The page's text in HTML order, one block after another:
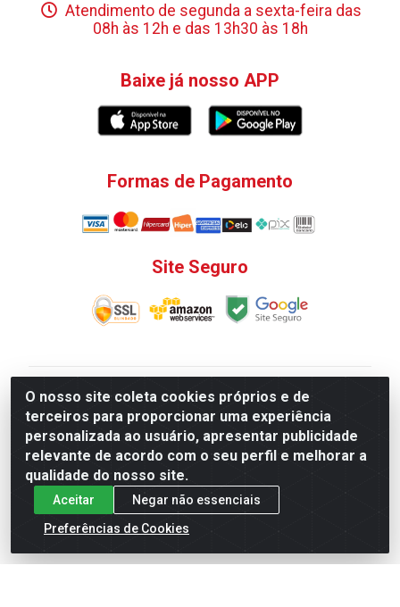
O nosso site coleta cookies próprios e de
terceiros para proporcionar uma experiência
personalizada ao usuário, apresentar publicidade
relevante de acordo com o seu perfil e melhorar a
qualidade do nosso site.
Aceitar
Negar não essenciais
Preferências de Cookies
Atendimento de segunda a sexta-feira das
08h às 12h e das 13h30 às 18h
Baixe já nosso APP
Formas de Pagamento
Site Seguro
V. C. Ferragens LTDA - Rua do Matoso, 132 - Praça da
Bandeira, Rio de Janeiro/ RJ - CEP 20.270-135 - CNPJ
12.324.723/0001-25
Todas as regras de promoções, descontos, preços e
prazos de pagamento e entrega expostos aqui são
válidos apenas para compras via internet. Preços e
estoque sujeito a alterações sem aviso prévio.